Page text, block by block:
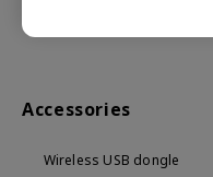
Accessories
Wireless USB dongle